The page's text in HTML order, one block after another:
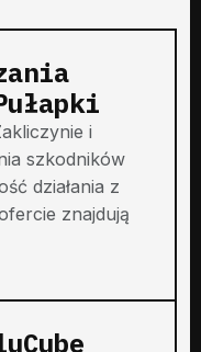
i
szkodników
działania z
znajdują